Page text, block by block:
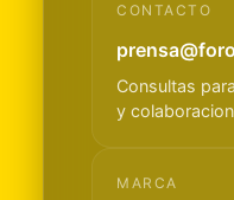
CONTACTO
Consultas
y
MARCA